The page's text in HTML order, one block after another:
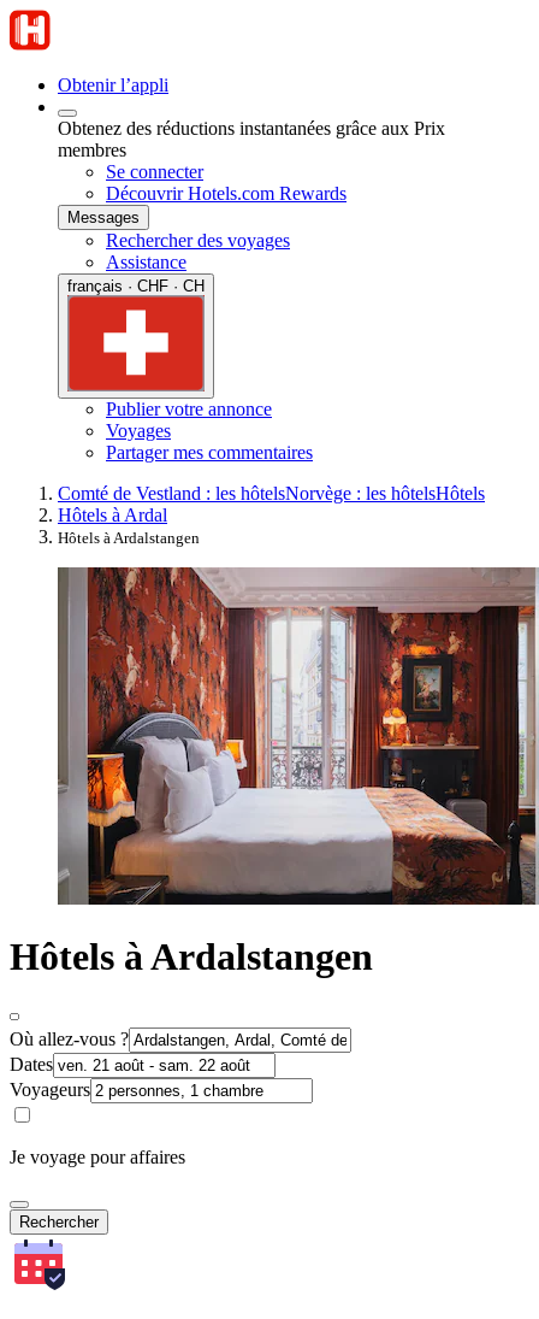
Obtenir l’appli
Obtenez des réductions instantanées grâce aux Prix
membres
Se connecter
Découvrir Hotels.com Rewards
Messages
Rechercher des voyages
Assistance
français · CHF · CH
Publier votre annonce
Voyages
Partager mes commentaires
Comté de Vestland : les hôtelsNorvège : les hôtelsHôtels
Hôtels à Ardal
Hôtels à Ardalstangen
Hôtels à Ardalstangen
Où allez-vous ?
Dates
Voyageurs
Je voyage pour affaires
Rechercher